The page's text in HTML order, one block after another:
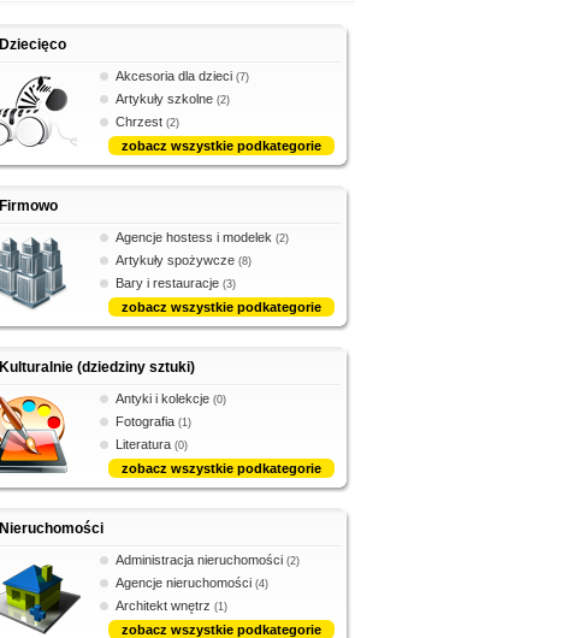
Dziecięco
Akcesoria dla dzieci (7)
Artykuły szkolne (2)
Chrzest (2)
zobacz wszystkie podkategorie
Firmowo
Agencje hostess i modelek (2)
Artykuły spożywcze (8)
Bary i restauracje (3)
zobacz wszystkie podkategorie
Kulturalnie (dziedziny sztuki)
Antyki i kolekcje (0)
Fotografia (1)
Literatura (0)
zobacz wszystkie podkategorie
Nieruchomości
Administracja nieruchomości (2)
Agencje nieruchomości (4)
Architekt wnętrz (1)
zobacz wszystkie podkategorie